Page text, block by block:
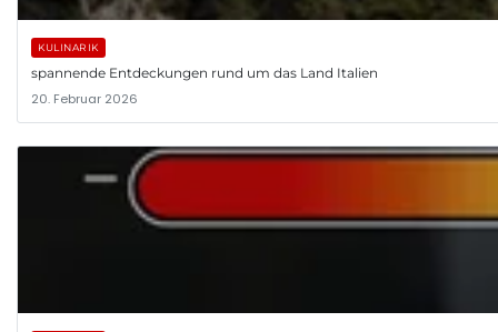
KULINARIK
spannende Entdeckungen rund um das Land Italien
20. Februar 2026